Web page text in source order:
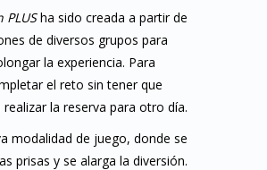
PLUSha sido creada a partir de
de diversos grupos para
la experiencia. Para
el reto sin tener que
realizar la reserva para otro día.
modalidad de juego, donde se
prisas y se alarga la diversión.